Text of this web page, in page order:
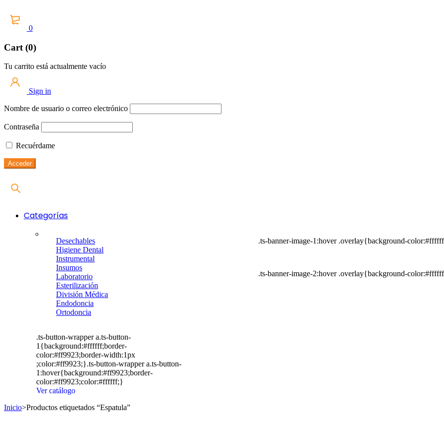
0
Cart (0)
Tu carrito está actualmente vacío
Sign in
Nombre de usuario o correo electrónico
Contraseña
Recuérdame
Categorías
Desechables
Higiene Dental
Instrumental
Insumos
Laboratorio
Esterilización
División Médica
Endodoncia
Ortodoncia
.ts-button-wrapper a.ts-button-
1{background:#ffffff;border-
color:#ff9923;border-width:1px
;color:#ff9923;}.ts-button-wrapper a.ts-button-
1:hover{background:#ff9923;border-
color:#ff9923;color:#ffffff;}
Ver catálogo
.ts-banner-image-1:hover .overlay{background-
.ts-banner-image-2:hover .overlay{background-
Inicio>Productos etiquetados “Espatula”